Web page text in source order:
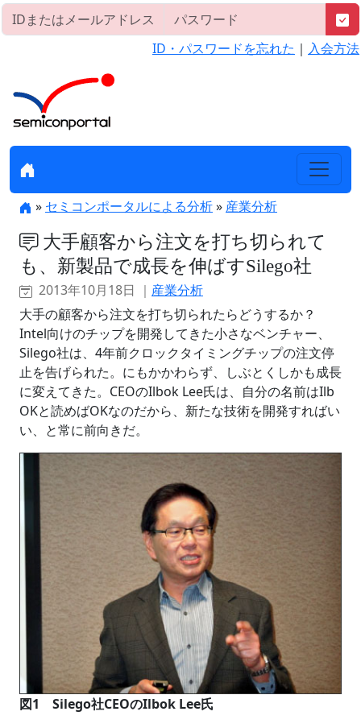
ID・パスワードを忘れた ｜ 入会方法
» セミコンポータルによる分析» 産業分析
大手顧客から注文を打ち切られて
も、新製品で成長を伸ばすSilego社
2013年10月18日 ｜ 産業分析
大手の顧客から注文を打ち切られたらどうするか？
Intel向けのチップを開発してきた小さなベンチャー、
Silego社は、4年前クロックタイミングチップの注文停
止を告げられた。にもかかわらず、しぶとくしかも成長
に変えてきた。CEOのIlbok Lee氏は、自分の名前はIlb
OKと読めばOKなのだから、新たな技術を開発すればい
い、と常に前向きだ。
図1 Silego社CEOのIlbok Lee氏